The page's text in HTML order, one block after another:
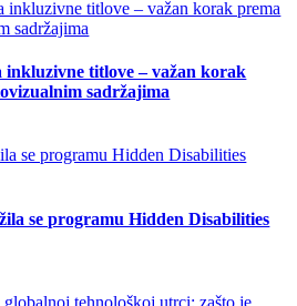
inkluzivne titlove – važan korak
sadržajima
se programu Hidden Disabilities